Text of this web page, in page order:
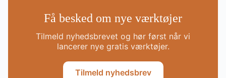
Få besked om nye værktøjer
Tilmeld nyhedsbrevet og hør først når vi
lancerer nye gratis værktøjer.
Tilmeld nyhedsbrev